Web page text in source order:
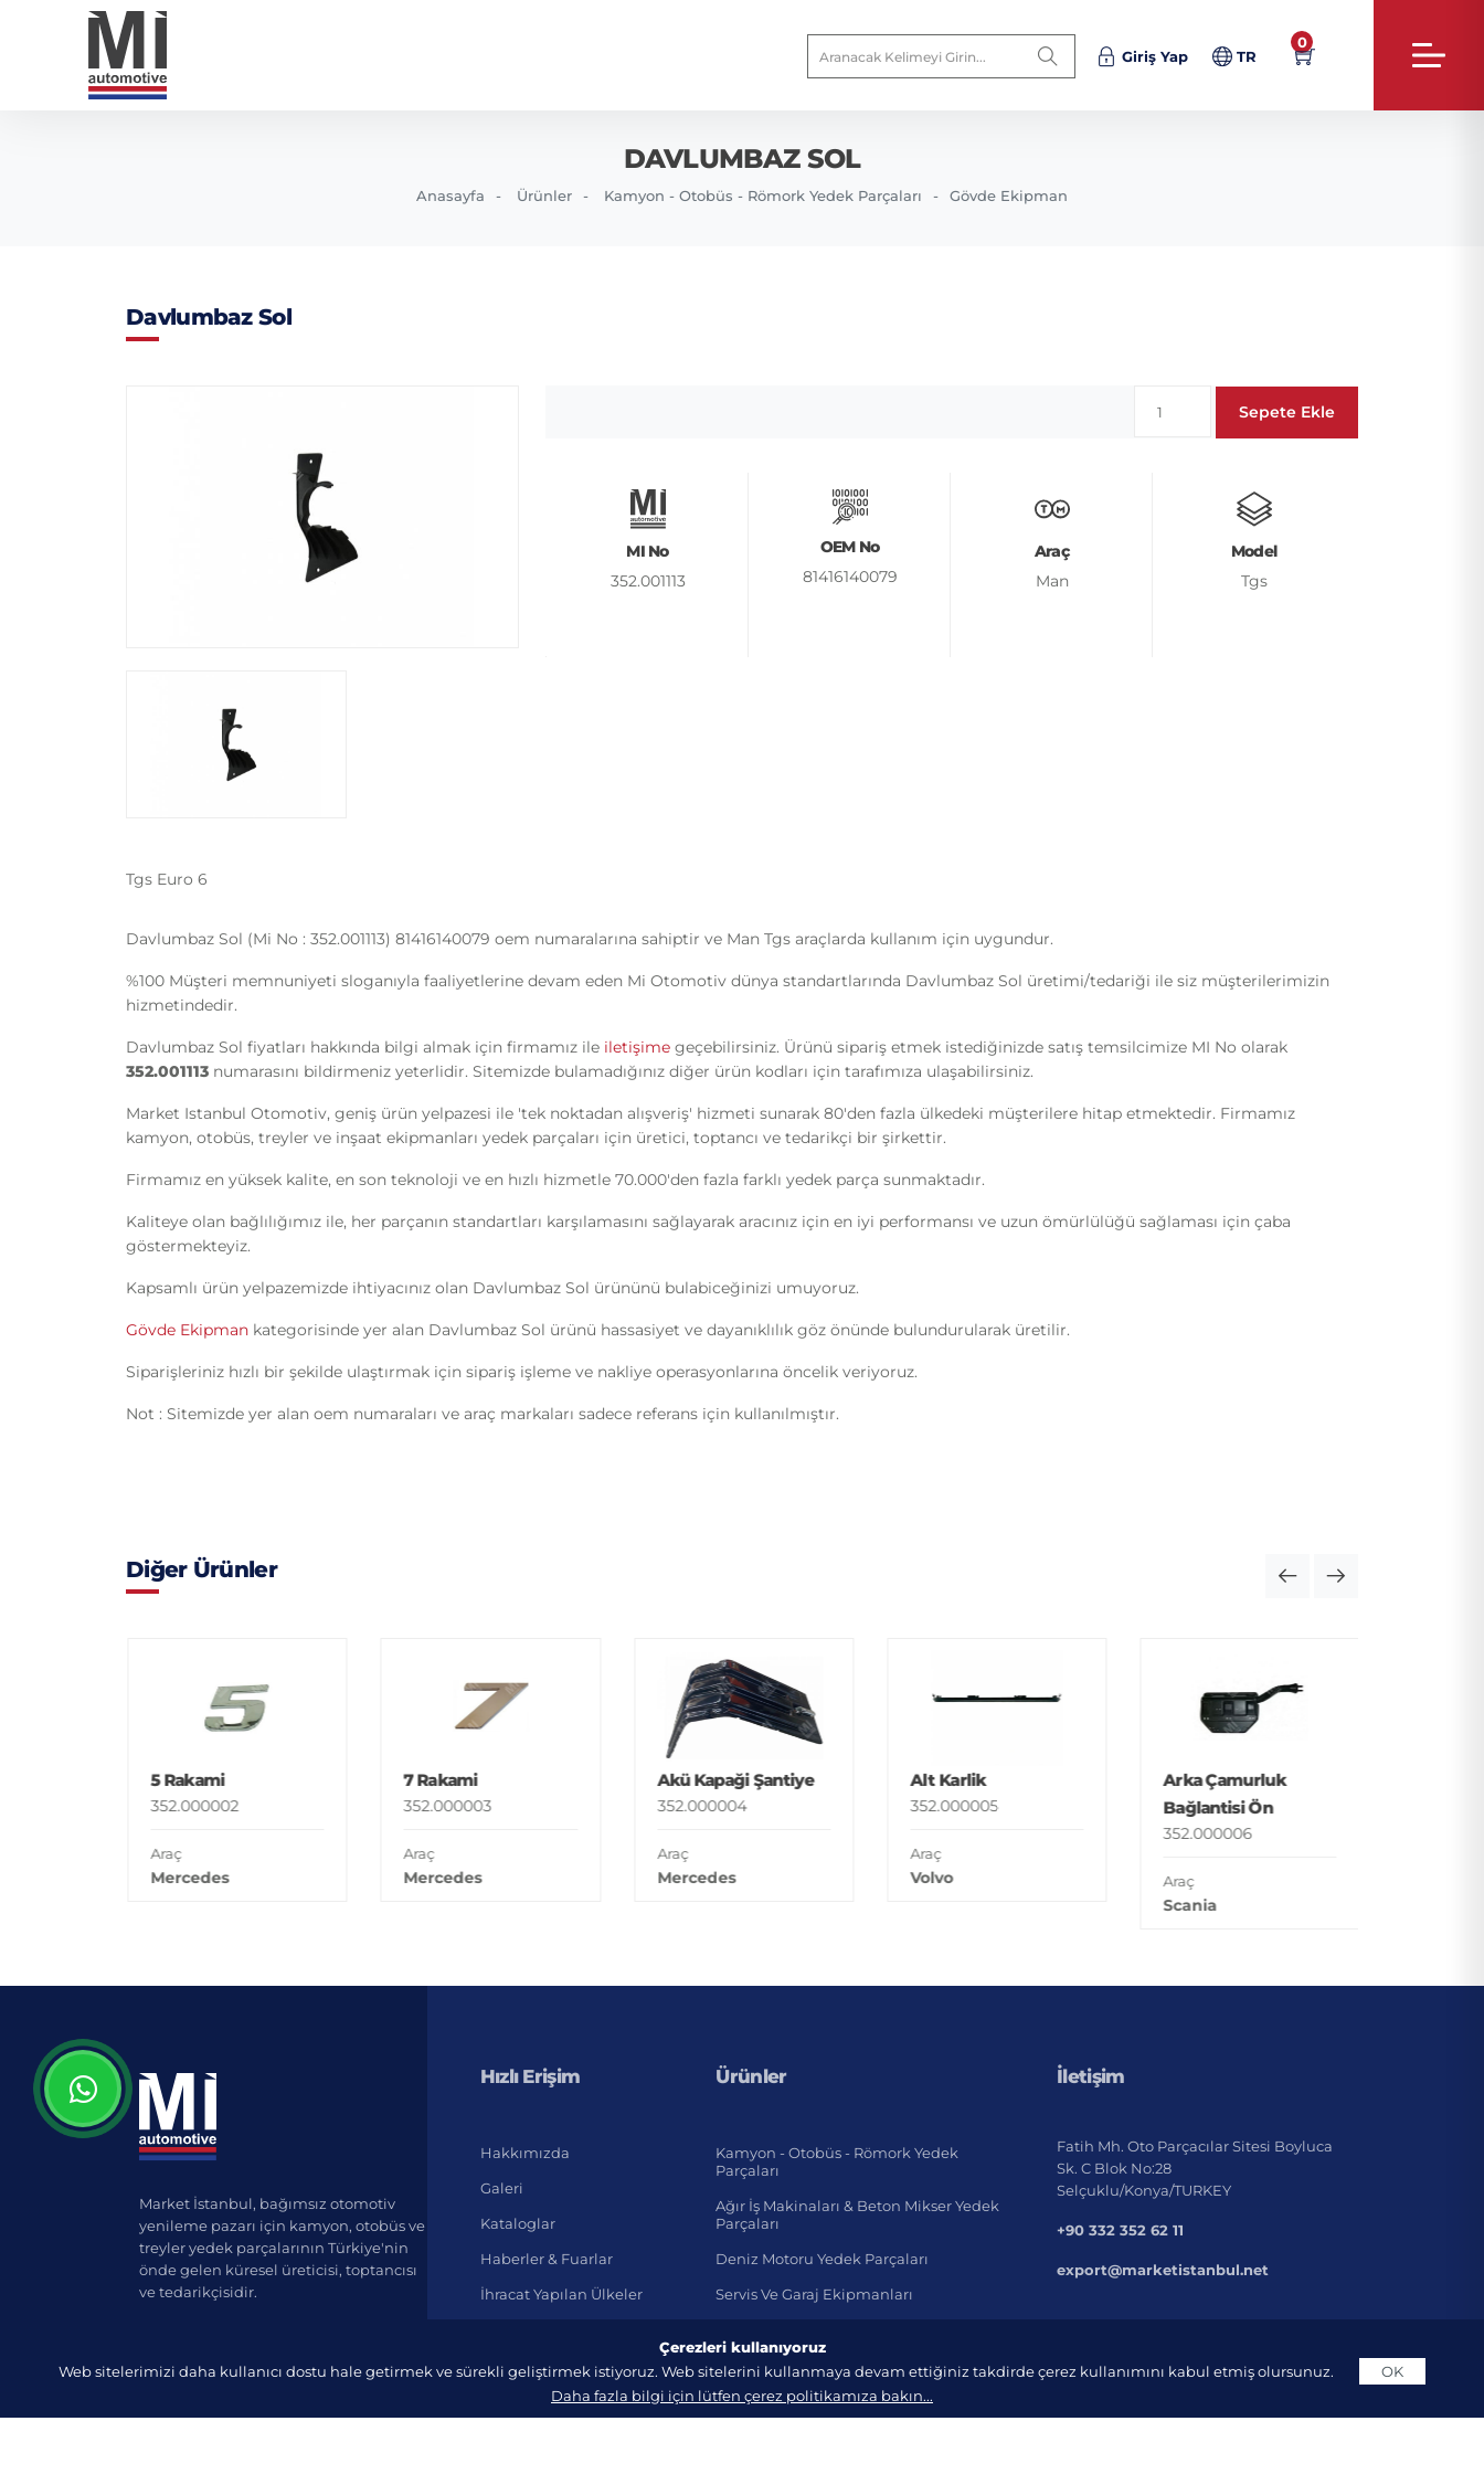
Giriş Yap TR
0
DAVLUMBAZ SOL
Anasayfa Ürünler Kamyon - Otobüs - Römork Yedek Parçaları Gövde Ekipman
Davlumbaz Sol
Tgs Euro 6
Sepete Ekle
MI No
352.001113
OEM No
81416140079
Araç
Man
Model
Tgs
Davlumbaz Sol (Mi No : 352.001113) 81416140079 oem numaralarına sahiptir ve Man Tgs araçlarda kullanım için uygundur.
%100 Müşteri memnuniyeti sloganıyla faaliyetlerine devam eden Mi Otomotiv dünya standartlarında Davlumbaz Sol üretimi/tedariği ile siz müşterilerimizin
hizmetindedir.
Davlumbaz Sol fiyatları hakkında bilgi almak için firmamız ile iletişime geçebilirsiniz. Ürünü sipariş etmek istediğinizde satış temsilcimize MI No olarak
352.001113 numarasını bildirmeniz yeterlidir. Sitemizde bulamadığınız diğer ürün kodları için tarafımıza ulaşabilirsiniz.
Market Istanbul Otomotiv, geniş ürün yelpazesi ile 'tek noktadan alışveriş' hizmeti sunarak 80'den fazla ülkedeki müşterilere hitap etmektedir. Firmamız
kamyon, otobüs, treyler ve inşaat ekipmanları yedek parçaları için üretici, toptancı ve tedarikçi bir şirkettir.
Firmamız en yüksek kalite, en son teknoloji ve en hızlı hizmetle 70.000'den fazla farklı yedek parça sunmaktadır.
Kaliteye olan bağlılığımız ile, her parçanın standartları karşılamasını sağlayarak aracınız için en iyi performansı ve uzun ömürlülüğü sağlaması için çaba
göstermekteyiz.
Kapsamlı ürün yelpazemizde ihtiyacınız olan Davlumbaz Sol ürününü bulabiceğinizi umuyoruz.
Gövde Ekipman kategorisinde yer alan Davlumbaz Sol ürünü hassasiyet ve dayanıklılık göz önünde bulundurularak üretilir.
Siparişleriniz hızlı bir şekilde ulaştırmak için sipariş işleme ve nakliye operasyonlarına öncelik veriyoruz.
Not : Sitemizde yer alan oem numaraları ve araç markaları sadece referans için kullanılmıştır.
Diğer Ürünler
5 Rakami
352.000002
Araç
Mercedes
7 Rakami
352.000003
Araç
Mercedes
Akü Kapaği Şantiye
352.000004
Araç
Mercedes
Alt Karlik
352.000005
Araç
Volvo
Arka Çamurluk
Bağlantisi Ön
352.000006
Araç
Scania
Market İstanbul, bağımsız otomotiv
yenileme pazarı için kamyon, otobüs ve
treyler yedek parçalarının Türkiye'nin
önde gelen küresel üreticisi, toptancısı
ve tedarikçisidir.
Hızlı Erişim
Hakkımızda
Galeri
Kataloglar
Haberler & Fuarlar
İhracat Yapılan Ülkeler
Ürünler
Kamyon - Otobüs - Römork Yedek
Parçaları
Ağır İş Makinaları & Beton Mikser Yedek
Parçaları
Deniz Motoru Yedek Parçaları
Servis Ve Garaj Ekipmanları
İletişim
Fatih Mh. Oto Parçacılar Sitesi Boyluca
Sk. C Blok No:28
Selçuklu/Konya/TURKEY
+90 332 352 62 11
export@marketistanbul.net
Çerezleri kullanıyoruz
Web sitelerimizi daha kullanıcı dostu hale getirmek ve sürekli geliştirmek istiyoruz. Web sitelerini kullanmaya devam ettiğiniz takdirde çerez kullanımını kabul etmiş olursunuz.
OK
Daha fazla bilgi için lütfen çerez politikamıza bakın...